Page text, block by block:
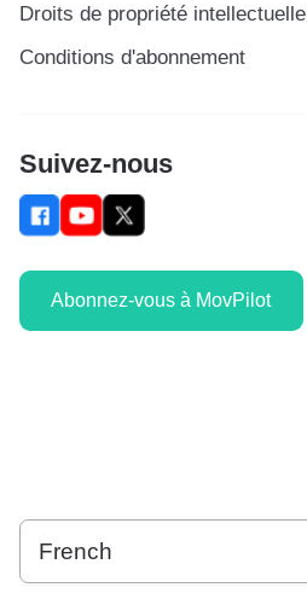
Droits de propriété intellectuelle
Conditions d'abonnement
Suivez-nous
Abonnez-vous à MovPilot